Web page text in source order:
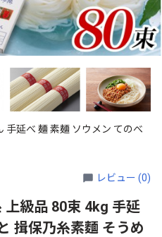
手延べ 麺 素麺 ソウメン てのべ
レビュー (0)
上級品 80束 4kg 手延
揖保乃糸素麵 そうめ